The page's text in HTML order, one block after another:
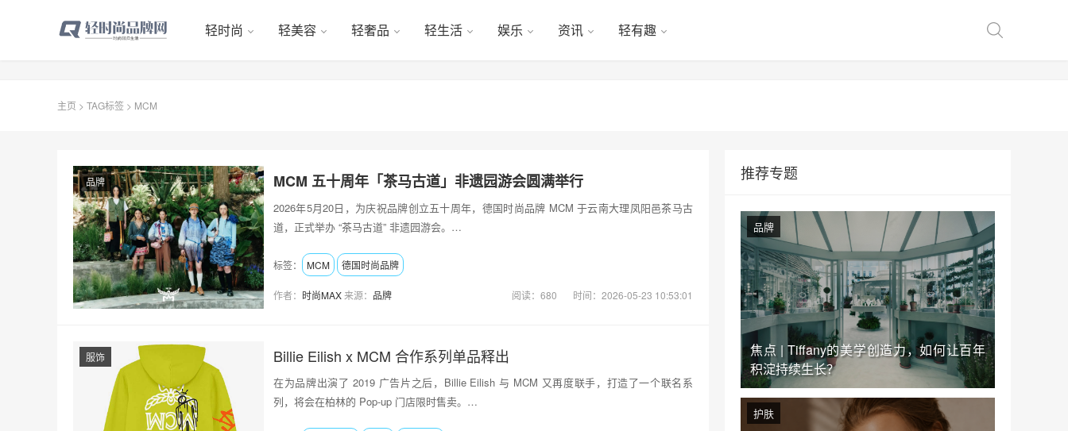
轻时尚 轻美容 轻奢品 轻生活 娱乐 资讯 轻有趣
主页 > TAG标签 > MCM
MCM 五十周年「茶马古道」非遗园游会圆满举行
品牌
2026年5月20日，为庆祝品牌创立五十周年，德国时尚品牌 MCM 于云南大理凤阳邑茶马古
道，正式举办 “茶马古道” 非遗园游会。…
标签： MCM 德国时尚品牌
作者： 时尚MAX来源： 品牌 阅读：680 时间：2026-05-23 10:53:01
Billie Eilish x MCM 合作系列单品释出
服饰
在为品牌出演了 2019 广告片之后，Billie Eilish 与 MCM 又再度联手，打造了一个联名系
列，将会在柏林的 Pop-up 门店限时售卖。…
推荐专题
焦点 | Tiffany的美学创造力，如何让百年
积淀持续生长？
品牌
护肤